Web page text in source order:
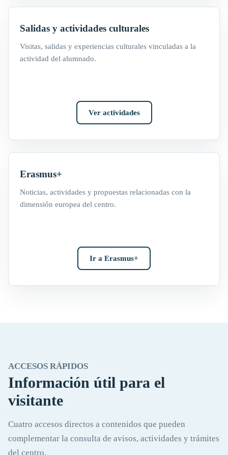
Salidas y actividades culturales
Visitas, salidas y experiencias culturales vinculadas a la
actividad del alumnado.
Ver actividades
Erasmus+
Noticias, actividades y propuestas relacionadas con la
dimensión europea del centro.
Ir a Erasmus+
ACCESOS RÁPIDOS
Información útil para el
visitante
Cuatro accesos directos a contenidos que pueden
complementar la consulta de avisos, actividades y trámites
del centro.